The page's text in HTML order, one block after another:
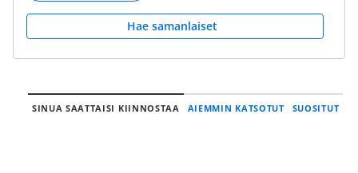
Hae samanlaiset
SINUA SAATTAISI KIINNOSTAA AIEMMIN KATSOTUT SUOSITUT